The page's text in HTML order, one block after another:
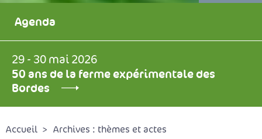
Agenda
29 - 30 mai 2026
50 ans de la ferme expérimentale des
Bordes
Accueil Archives : thèmes et actes